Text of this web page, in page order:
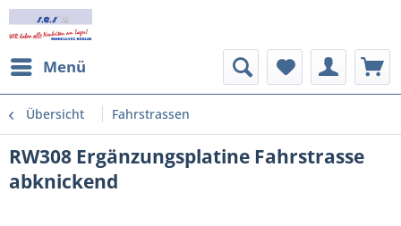
Menü
Übersicht Fahrstrassen
RW308 Ergänzungsplatine Fahrstrasse
abknickend